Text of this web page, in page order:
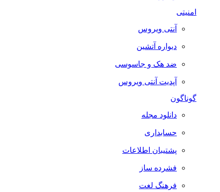
امنیتی
آنتی ویروس
دیواره آتشین
ضد هک و جاسوسی
آپدیت آنتی ویروس
گوناگون
دانلود مجله
حسابداری
پشتیبان اطلاعات
فشرده ساز
فرهنگ لغت